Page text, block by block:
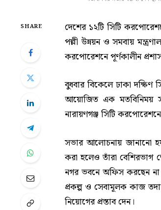
SHARE
দেশের ১২টি সিটি
পল্লী উন্নয়ন ও সমবায়
করপোরেশনে পূর্ণকালীন
বুধবার বিকেলে ঢাকা দক্ষিণ
আয়োজিত এক মতবিনিময়
নারায়ণগঞ্জ সিটি
সভার আলোচনায় জানানো
করা হলেও তাঁরা বেশিরভাগ
নগর ভবনে অফিস করছেন না।
প্রকল্প ও সেবামূলক কাজ
নিয়োগের প্রস্তাব দেন।